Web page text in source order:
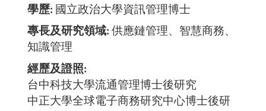
學歷
國立政治大學資訊管理博士
專長及研究領域 供應鏈管理、智慧商務、
知識管理
經歷及證照
台中科技大學流通管理博士後研究
中正大學全球電子商務研究中心博士後研